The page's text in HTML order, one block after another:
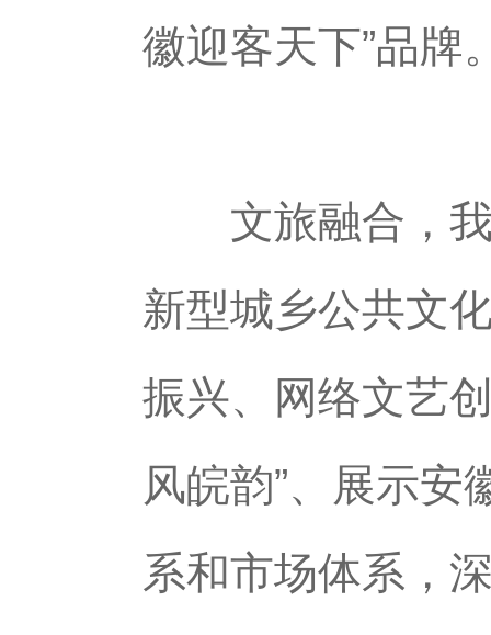
徽迎客天下”品牌
文旅融合，我
新型城乡公共文
振兴、网络文艺
风皖韵”、展示
系和市场体系，